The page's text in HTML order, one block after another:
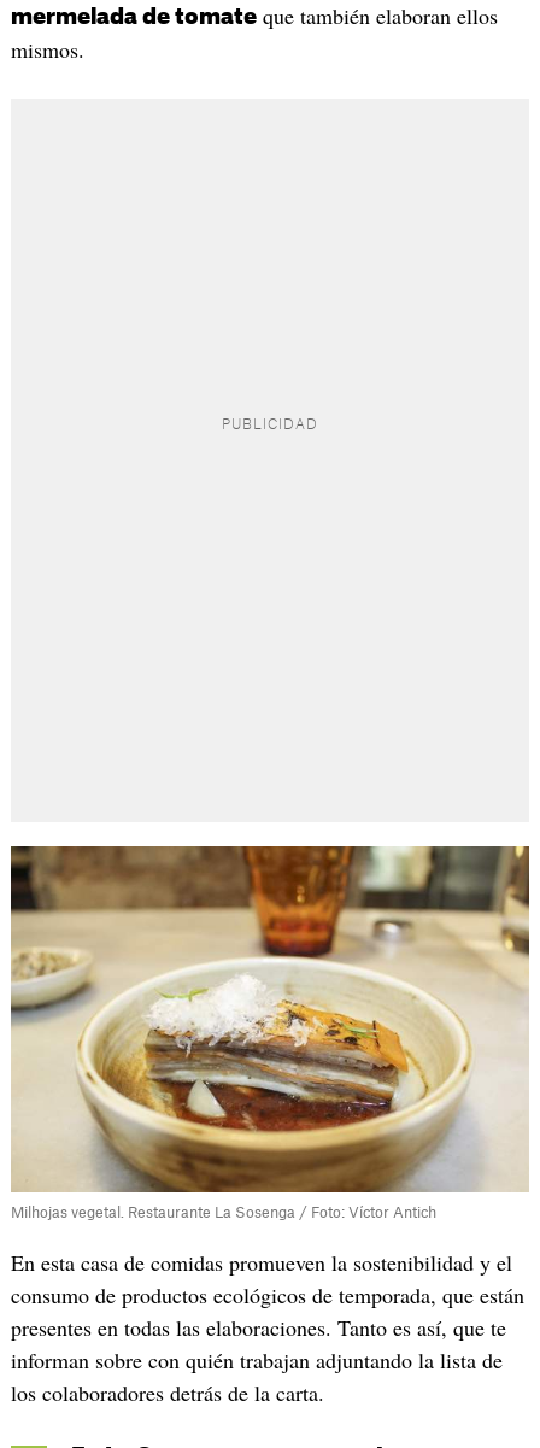
mermelada de tomateque también elaboran ellos
mismos.
Milhojas vegetal. Restaurante La Sosenga / Foto: Víctor Antich
En esta casa de comidas promueven la sostenibilidad y el
consumo de productos ecológicos de temporada, que están
presentes en todas las elaboraciones. Tanto es así, que te
informan sobre con quién trabajan adjuntando la lista de
los colaboradores detrás de la carta.